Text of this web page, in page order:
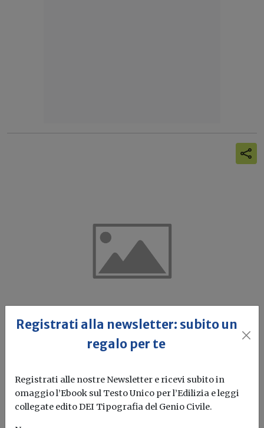
ecosostenibile? Un concorso indetto
da EURAC a livello europeo
Redazione Build News
Registrati alla newsletter: subito un
regalo per te
Registrati alle nostre Newsletter e ricevi subito in
omaggio l’Ebook sul Testo Unico per l’Edilizia e leggi
collegate edito DEI Tipografia del Genio Civile.